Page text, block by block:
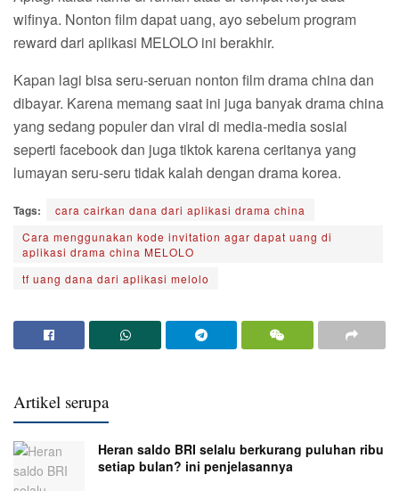
wifinya. Nonton film dapat uang, ayo sebelum program
reward dari aplikasi MELOLO ini berakhir.
Kapan lagi bisa seru-seruan nonton film drama china dan
dibayar. Karena memang saat ini juga banyak drama china
yang sedang populer dan viral di media-media sosial
seperti facebook dan juga tiktok karena ceritanya yang
lumayan seru-seru tidak kalah dengan drama korea.
Tags:
cara cairkan dana dari aplikasi drama china
Cara menggunakan kode invitation agar dapat uang di
aplikasi drama china MELOLO
tf uang dana dari aplikasi melolo
Artikel serupa
Heran saldo BRI selalu berkurang puluhan ribu
setiap bulan? ini penjelasannya